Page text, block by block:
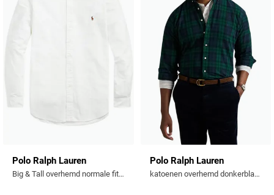
Polo Ralph Lauren
Big & Tall overhemd normale fit wit effen 100% katoen
Polo Ralph Lauren
katoenen overhemd donkerblauw Big & Tall